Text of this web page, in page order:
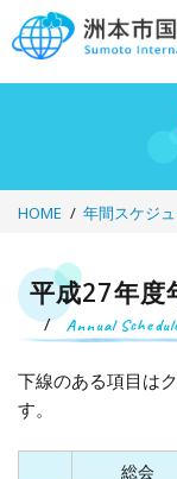
Skip
to
HOME 年間スケジ
平
成
27
平成27年度
Annual
下線のある項目は
す。
総会